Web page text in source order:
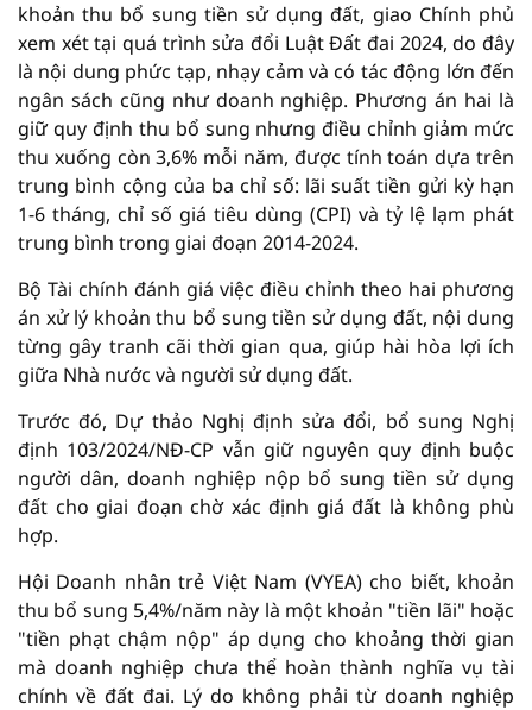
khoản thu bổ sung tiền sử dụng đất, giao Chính phủ
xem xét tại quá trình sửa đổi Luật Đất đai 2024, do đây
là nội dung phức tạp, nhạy cảm và có tác động lớn đến
ngân sách cũng như doanh nghiệp. Phương án hai là
giữ quy định thu bổ sung nhưng điều chỉnh giảm mức
thu xuống còn 3,6% mỗi năm, được tính toán dựa trên
trung bình cộng của ba chỉ số: lãi suất tiền gửi kỳ hạn
1-6 tháng, chỉ số giá tiêu dùng (CPI) và tỷ lệ lạm phát
trung bình trong giai đoạn 2014-2024.
Bộ Tài chính đánh giá việc điều chỉnh theo hai phương
án xử lý khoản thu bổ sung tiền sử dụng đất, nội dung
từng gây tranh cãi thời gian qua, giúp hài hòa lợi ích
giữa Nhà nước và người sử dụng đất.
Trước đó, Dự thảo Nghị định sửa đổi, bổ sung Nghị
định 103/2024/NĐ-CP vẫn giữ nguyên quy định buộc
người dân, doanh nghiệp nộp bổ sung tiền sử dụng
đất cho giai đoạn chờ xác định giá đất là không phù
hợp.
Hội Doanh nhân trẻ Việt Nam (VYEA) cho biết, khoản
thu bổ sung 5,4%/năm này là một khoản "tiền lãi" hoặc
"tiền phạt chậm nộp" áp dụng cho khoảng thời gian
mà doanh nghiệp chưa thể hoàn thành nghĩa vụ tài
chính về đất đai. Lý do không phải từ doanh nghiệp